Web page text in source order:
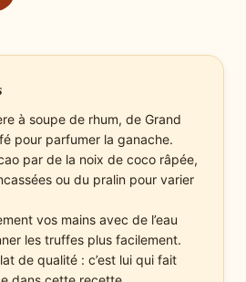
à soupe de rhum, de Grand
pour parfumer la ganache.
par de la noix de coco râpée,
ou du pralin pour varier
vos mains avec de l’eau
les truffes plus facilement.
de qualité : c’est lui qui fait